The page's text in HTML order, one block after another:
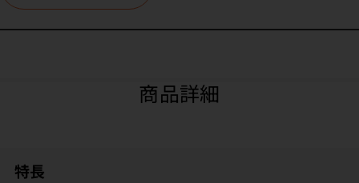
商品詳細
特長